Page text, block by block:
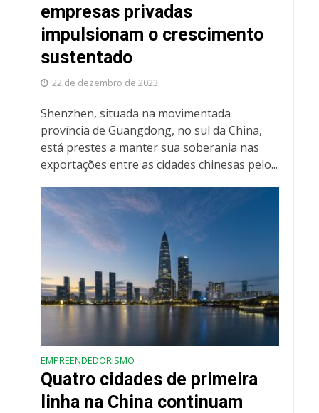
empresas privadas
impulsionam o crescimento
sustentado
22 de dezembro de 2023
Shenzhen, situada na movimentada
província de Guangdong, no sul da China,
está prestes a manter sua soberania nas
exportações entre as cidades chinesas pelo...
EMPREENDEDORISMO
Quatro cidades de primeira
linha na China continuam